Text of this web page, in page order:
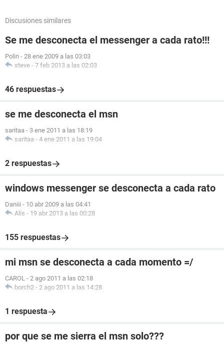
Discusiones similares
Se me desconecta el messenger a cada rato!!!
Polin - 28 ene 2009 a las 03:03
steve - 7 feb 2013 a las 02:03
46 respuestas
se me desconecta el msn
saritaa - 3 ene 2011 a las 18:19
saritaa - 4 ene 2011 a las 19:04
2 respuestas
windows messenger se desconecta a cada rato
Daniii - 10 abr 2009 a las 04:41
Alis - 19 abr 2013 a las 00:28
155 respuestas
mi msn se desconecta a cada momento =/
CAROL - 2 ago 2011 a las 02:18
borch2 - 2 ago 2011 a las 14:28
1 respuesta
por que se me sierra el msn solo???